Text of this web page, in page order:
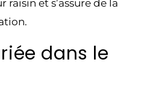
et s’assure de la
dans le